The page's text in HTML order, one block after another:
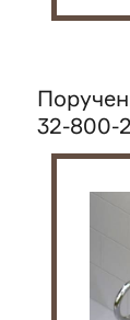
32-800-